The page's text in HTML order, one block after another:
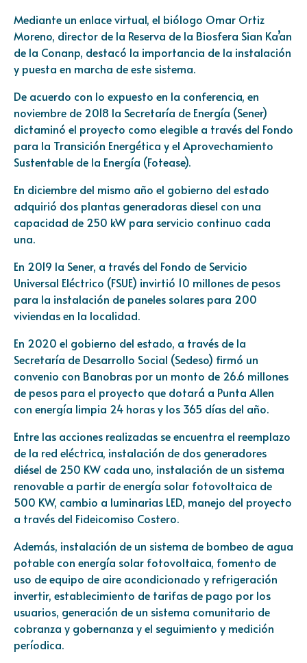
Mediante un enlace virtual, el biólogo Omar Ortiz
Moreno, director de la Reserva de la Biosfera Sian Ka’an
de la Conanp, destacó la importancia de la instalación
y puesta en marcha de este sistema.
De acuerdo con lo expuesto en la conferencia, en
noviembre de 2018 la Secretaría de Energía (Sener)
dictaminó el proyecto como elegible a través del Fondo
para la Transición Energética y el Aprovechamiento
Sustentable de la Energía (Fotease).
En diciembre del mismo año el gobierno del estado
adquirió dos plantas generadoras diesel con una
capacidad de 250 kW para servicio continuo cada
una.
En 2019 la Sener, a través del Fondo de Servicio
Universal Eléctrico (FSUE) invirtió 10 millones de pesos
para la instalación de paneles solares para 200
viviendas en la localidad.
En 2020 el gobierno del estado, a través de la
Secretaría de Desarrollo Social (Sedeso) firmó un
convenio con Banobras por un monto de 26.6 millones
de pesos para el proyecto que dotará a Punta Allen
con energía limpia 24 horas y los 365 días del año.
Entre las acciones realizadas se encuentra el reemplazo
de la red eléctrica, instalación de dos generadores
diésel de 250 KW cada uno, instalación de un sistema
renovable a partir de energía solar fotovoltaica de
500 KW, cambio a luminarias LED, manejo del proyecto
a través del Fideicomiso Costero.
Además, instalación de un sistema de bombeo de agua
potable con energía solar fotovoltaica, fomento de
uso de equipo de aire acondicionado y refrigeración
invertir, establecimiento de tarifas de pago por los
usuarios, generación de un sistema comunitario de
cobranza y gobernanza y el seguimiento y medición
períodica.